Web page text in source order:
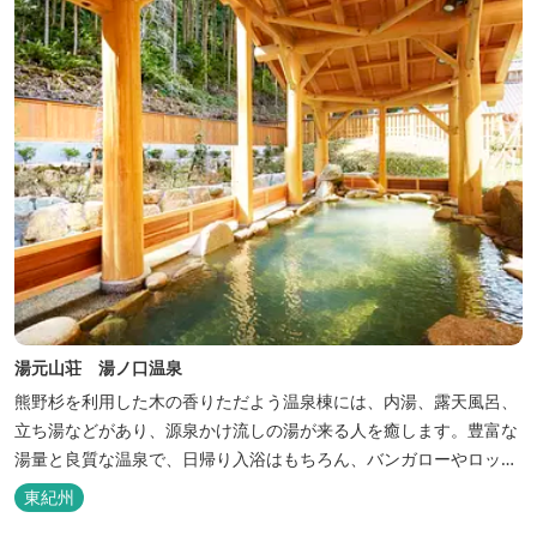
湯元山荘 湯ノ口温泉
熊野杉を利用した木の香りただよう温泉棟には、内湯、露天風呂、
立ち湯などがあり、源泉かけ流しの湯が来る人を癒します。豊富な
湯量と良質な温泉で、日帰り入浴はもちろん、バンガローやロッジ
などの宿泊施設も備えているので、宿泊しながらゆったりと温泉を
楽しむ人も多いです。
東紀州